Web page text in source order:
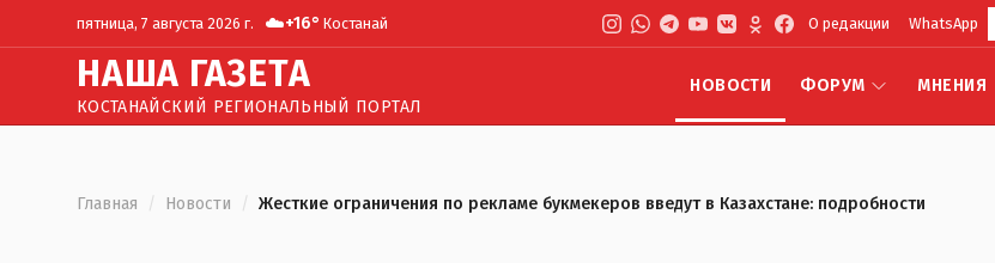
пятница, 7 августа 2026 г. ☁️+16° Костанай О редакции WhatsApp
НАША ГАЗЕТА
КОСТАНАЙСКИЙ РЕГИОНАЛЬНЫЙ ПОРТАЛ
НОВОСТИ ФОРУМ МНЕНИЯ
Главная / Новости / Жесткие ограничения по рекламе букмекеров введут в Казахстане: подробности